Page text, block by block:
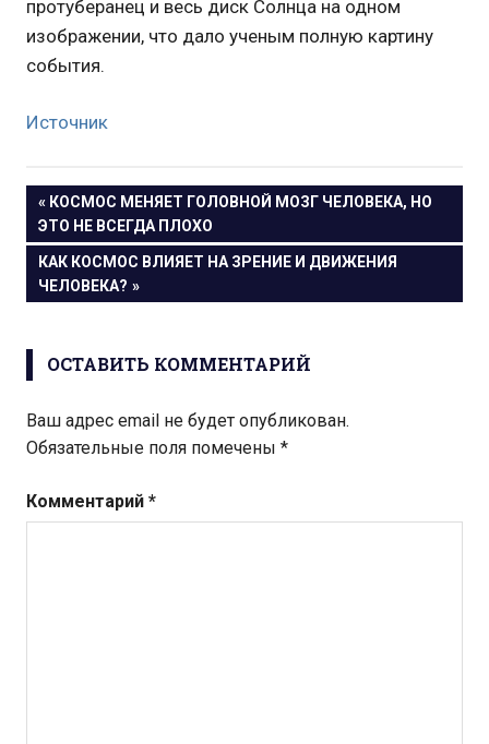
протуберанец и весь диск Солнца на одном
изображении, что дало ученым полную картину
события.
Источник
Навигация
по
записям
ПРЕДЫДУЩАЯ
ЗАПИСЬ:
КОСМОС МЕНЯЕТ ГОЛОВНОЙ МОЗГ ЧЕЛОВЕКА, НО
ЭТО НЕ ВСЕГДА ПЛОХО
СЛЕДУЮЩАЯ
ЗАПИСЬ:
КАК КОСМОС ВЛИЯЕТ НА ЗРЕНИЕ И ДВИЖЕНИЯ
ЧЕЛОВЕКА?
ОСТАВИТЬ КОММЕНТАРИЙ
Ваш адрес email не будет опубликован.
Обязательные поля помечены *
Комментарий *